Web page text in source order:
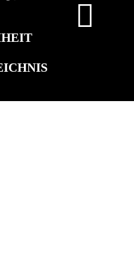
NEUEM TAB)